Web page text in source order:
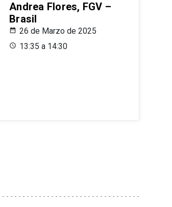
Andrea Flores, FGV –
Brasil
26 de Marzo de 2025
13:35 a 14:30